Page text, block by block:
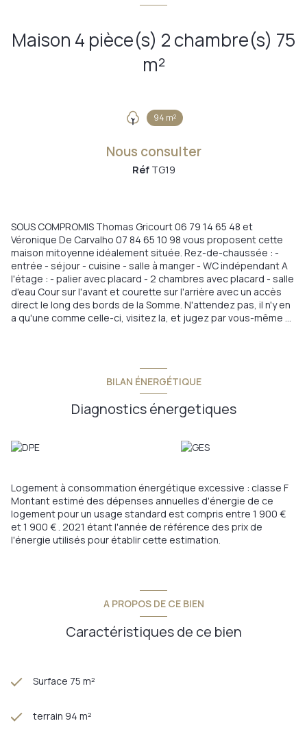
Maison 4 pièce(s) 2 chambre(s) 75
m²
94 m²
Nous consulter
Réf TG19
SOUS COMPROMIS Thomas Gricourt 06 79 14 65 48 et
Véronique De Carvalho 07 84 65 10 98 vous proposent cette
maison mitoyenne idéalement située. Rez-de-chaussée : -
entrée - séjour - cuisine - salle à manger - WC indépendant A
l'étage : - palier avec placard - 2 chambres avec placard - salle
d'eau Cour sur l'avant et courette sur l'arrière avec un accès
direct le long des bords de la Somme. N'attendez pas, il n'y en
a qu'une comme celle-ci, visitez la, et jugez par vous-même ...
BILAN ÉNERGÉTIQUE
Diagnostics énergetiques
Logement à consommation énergétique excessive : classe F
Montant estimé des dépenses annuelles d'énergie de ce
logement pour un usage standard est compris entre 1 900 €
et 1 900 € . 2021 étant l'année de référence des prix de
l'énergie utilisés pour établir cette estimation.
A PROPOS DE CE BIEN
Caractéristiques de ce bien
Surface 75 m²
terrain 94 m²